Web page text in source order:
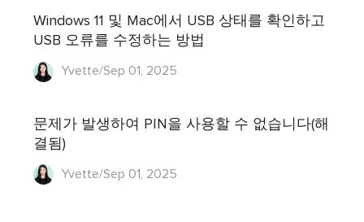
Windows 11 및 Mac에서 USB 상태를 확인하고
USB 오류를 수정하는 방법
Yvette/Sep 01, 2025
문제가 발생하여 PIN을 사용할 수 없습니다(해
결됨)
Yvette/Sep 01, 2025